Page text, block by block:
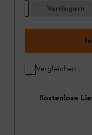
Verringern
Vergleichen
Kostenlose